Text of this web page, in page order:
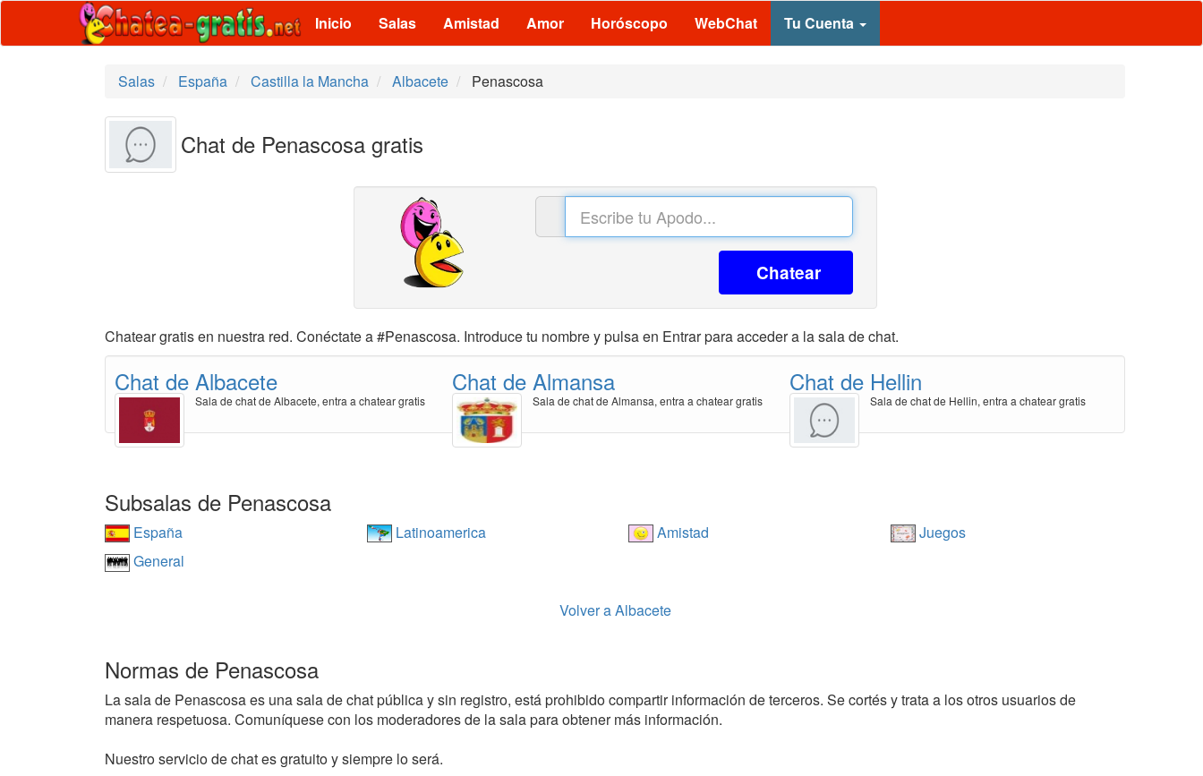
Inicio Salas Amistad Amor Horóscopo WebChat Tu Cuenta
Salas España Castilla la Mancha Albacete Penascosa
Chat de Penascosa gratis
Chatear
Chatear gratis en nuestra red. Conéctate a #Penascosa. Introduce tu nombre y pulsa en Entrar para acceder a la sala de chat.
Chat de Albacete
Sala de chat de Albacete, entra a chatear gratis
Chat de Almansa
Sala de chat de Almansa, entra a chatear gratis
Chat de Hellin
Sala de chat de Hellin, entra a chatear gratis
Subsalas de Penascosa
España Latinoamerica Amistad
Juegos
General
Volver a Albacete
Normas de Penascosa
La sala de Penascosa es una sala de chat pública y sin registro, está prohibido compartir información de terceros. Se cortés y trata a los otros usuarios de
manera respetuosa. Comuníquese con los moderadores de la sala para obtener más información.
Nuestro servicio de chat es gratuito y siempre lo será.